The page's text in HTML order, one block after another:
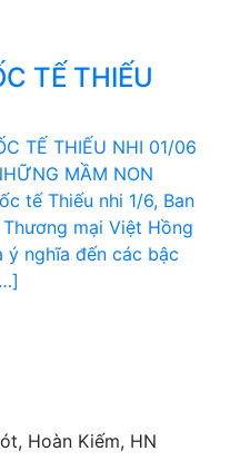
TẾ THIẾU
TẾ THIẾU NHI 01/06
MẦM NON
tế Thiếu nhi 1/6, Ban
mại Việt Hồng
ý nghĩa đến các bậc
Hoàn Kiếm, HN